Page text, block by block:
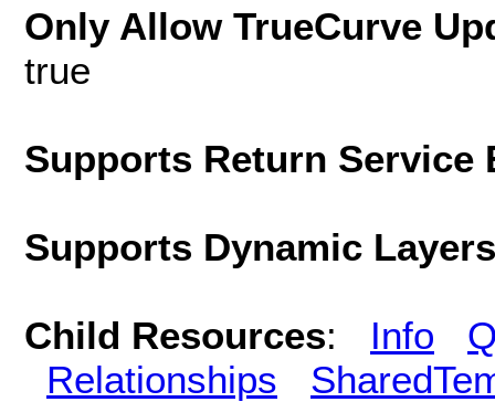
Only Allow TrueCurve
true
Supports Return
Supports Dynamic
Child Resources: Info
Relationships